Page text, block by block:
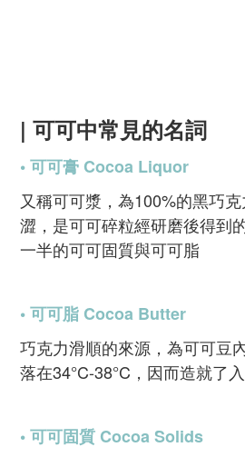
| 可可中常見的名詞
• 可可膏 Cocoa Liquor
又稱可可漿，為100%的黑巧
澀，是可可碎粒經研磨後得到
一半的可可固質與可可脂
• 可可脂 Cocoa Butter
巧克力滑順的來源，為可可豆
落在34°C-38°C，因而造就了
• 可可固質 Cocoa Solids